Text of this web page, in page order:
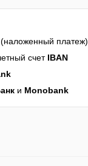
(наложенный платеж)
счет IBAN
и Monobank